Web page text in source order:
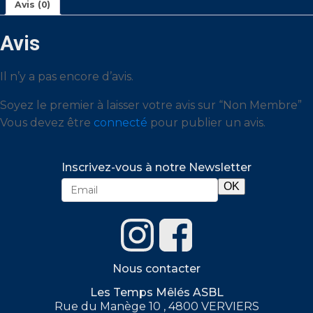
Avis (0)
Avis
Il n’y a pas encore d’avis.
Soyez le premier à laisser votre avis sur “Non Membre”
Vous devez être connecté pour publier un avis.
Inscrivez-vous à notre Newsletter
Nous contacter
Les Temps Mêlés ASBL
Rue du Manège 10 , 4800 VERVIERS